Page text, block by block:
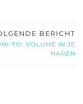
BERICHT
TO: VOLUME IN JE
HAREN